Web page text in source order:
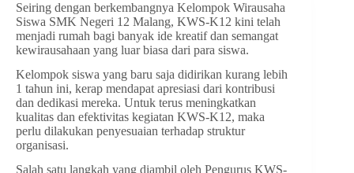
Seiring dengan berkembangnya Kelompok Wirausaha
Siswa SMK Negeri 12 Malang, KWS-K12 kini telah
menjadi rumah bagi banyak ide kreatif dan semangat
kewirausahaan yang luar biasa dari para siswa.
Kelompok siswa yang baru saja didirikan kurang lebih
1 tahun ini, kerap mendapat apresiasi dari kontribusi
dan dedikasi mereka. Untuk terus meningkatkan
kualitas dan efektivitas kegiatan KWS-K12, maka
perlu dilakukan penyesuaian terhadap struktur
organisasi.
Salah satu langkah yang diambil oleh Pengurus KWS-